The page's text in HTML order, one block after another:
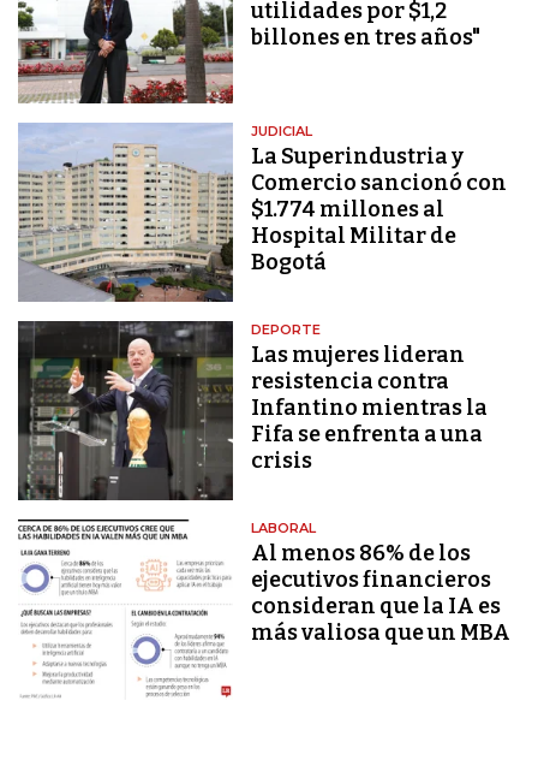
utilidades por $1,2
billones en tres años"
JUDICIAL
La Superindustria y
Comercio sancionó con
$1.774 millones al
Hospital Militar de
Bogotá
DEPORTE
Las mujeres lideran
resistencia contra
Infantino mientras la
Fifa se enfrenta a una
crisis
LABORAL
Al menos 86% de los
ejecutivos financieros
consideran que la IA es
más valiosa que un MBA